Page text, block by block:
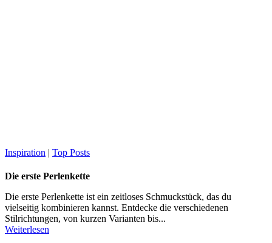
Inspiration | Top Posts
Die erste Perlenkette
Die erste Perlenkette ist ein zeitloses Schmuckstück, das du
vielseitig kombinieren kannst. Entdecke die verschiedenen
Stilrichtungen, von kurzen Varianten bis...
Weiterlesen